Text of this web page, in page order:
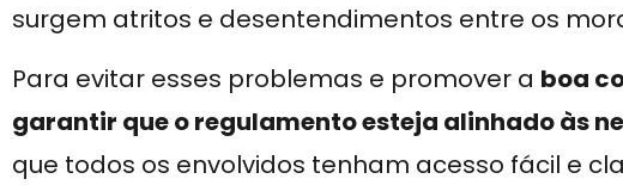
surgem atritos e desentendimentos entre os
Para evitar esses problemas e promover a boa
garantir que o regulamento esteja alinhado às
que todos os envolvidos tenham acesso fácil e